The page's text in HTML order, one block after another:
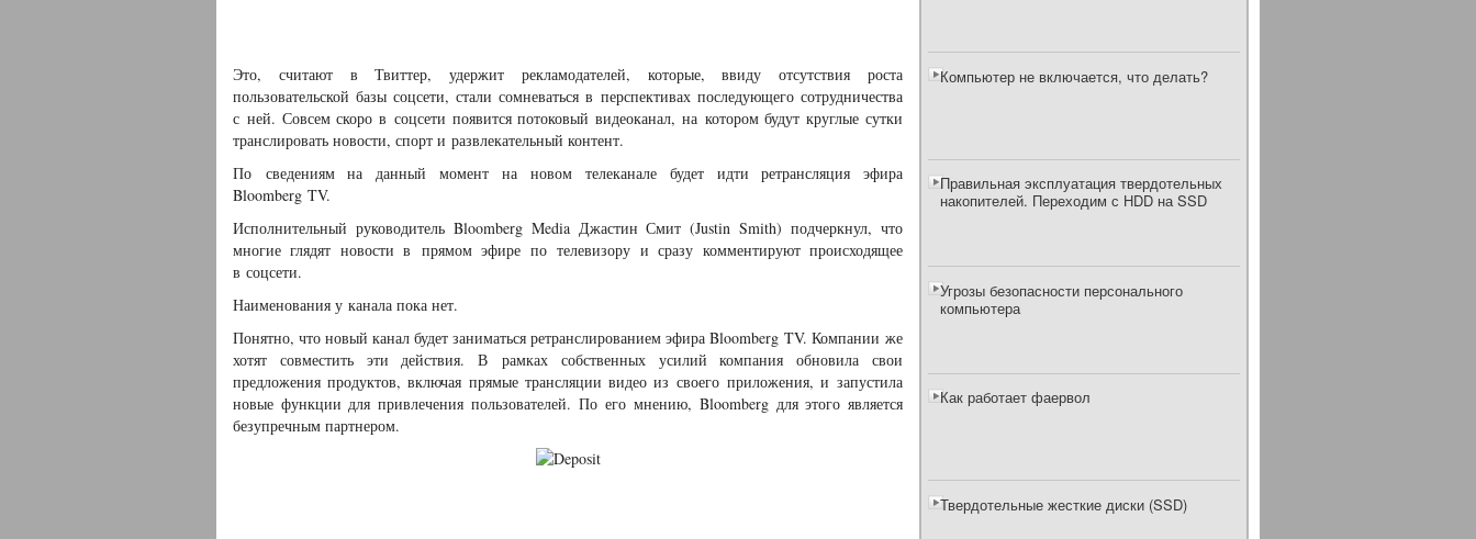
Это, считают в Твиттер, удержит рекламодателей, которые, ввиду отсутствия роста
пользовательской базы соцсети, стали сомневаться в перспективах последующего сотрудничества
с ней. Совсем скоро в соцсети появится потоковый видеоканал, на котором будут круглые сутки
транслировать новости, спорт и развлекательный контент.
По сведениям на данный момент на новом телеканале будет идти ретрансляция эфира
Bloomberg TV.
Исполнительный руководитель Bloomberg Media Джастин Смит (Justin Smith) подчеркнул, что
многие глядят новости в прямом эфире по телевизору и сразу комментируют происходящее
в соцсети.
Наименования у канала пока нет.
Понятно, что новый канал будет заниматься ретранслированием эфира Bloomberg TV. Компании же
хотят совместить эти действия. В рамках собственных усилий компания обновила свои
предложения продуктов, включая прямые трансляции видео из своего приложения, и запустила
новые функции для привлечения пользователей. По его мнению, Bloomberg для этого является
безупречным партнером.
Компьютер не включается, что делать?
Правильная эксплуатация твердотельных
накопителей. Переходим с HDD на SSD
Угрозы безопасности персонального
компьютера
Как работает фаервол
Твердотельные жесткие диски (SSD)